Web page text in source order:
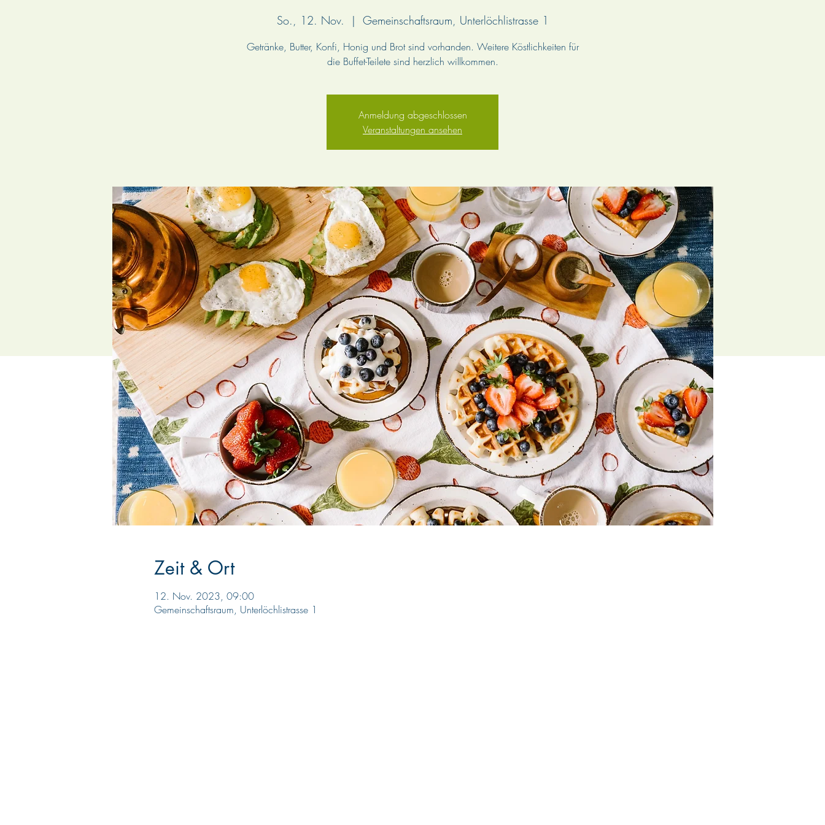
So., 12. Nov.
  |
Gemeinschaftsraum, Unterlöchlistrasse 1
Getränke, Butter, Konfi, Honig und Brot sind vorhanden. Weitere Köstlichkeiten für
die Buffet-Teilete sind herzlich willkommen.
Anmeldung abgeschlossen
Veranstaltungen ansehen
Zeit & Ort
12. Nov. 2023, 09:00
Gemeinschaftsraum, Unterlöchlistrasse 1